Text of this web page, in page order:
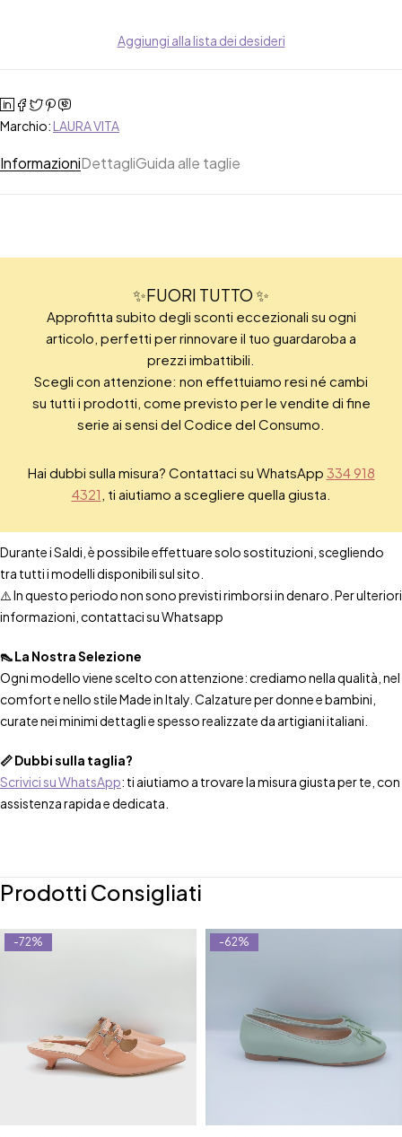
Aggiungi alla lista dei desideri
Marchio: LAURA VITA
InformazioniDettagliGuida alle taglie
✨FUORI TUTTO ✨
Approfitta subito degli sconti eccezionali su ogni
articolo, perfetti per rinnovare il tuo guardaroba a
prezzi imbattibili.
Scegli con attenzione: non effettuiamo resi né cambi
su tutti i prodotti, come previsto per le vendite di fine
serie ai sensi del Codice del Consumo.
Hai dubbi sulla misura? Contattaci su WhatsApp 334 918
4321 , ti aiutiamo a scegliere quella giusta.
Durante i Saldi, è possibile effettuare solo sostituzioni, scegliendo
tra tutti i modelli disponibili sul sito.
⚠️ In questo periodo non sono previsti rimborsi in denaro. Per ulteriori
informazioni, contattaci su Whatsapp
👠 La Nostra Selezione
Ogni modello viene scelto con attenzione: crediamo nella qualità, nel
comfort e nello stile Made in Italy. Calzature per donne e bambini,
curate nei minimi dettagli e spesso realizzate da artigiani italiani.
📏 Dubbi sulla taglia?
Scrivici su WhatsApp: ti aiutiamo a trovare la misura giusta per te, con
assistenza rapida e dedicata.
Prodotti Consigliati
-72% -62%